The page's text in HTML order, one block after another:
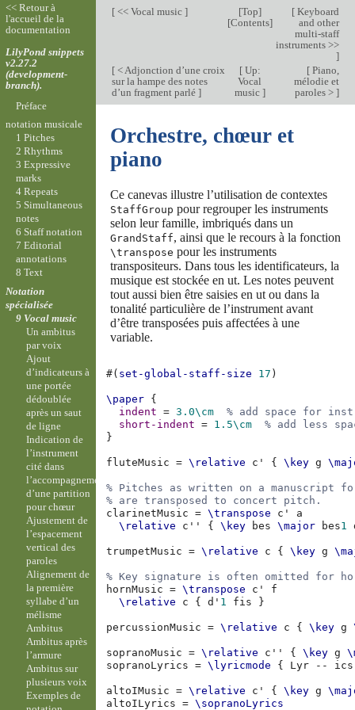
[<< Vocal music ] [Top]
[Contents]
[Keyboard
and other
multi-staff
instruments >>
]
[< Adjonction d’une croix
sur la hampe des notes
d’un fragment parlé ]
[Up:
Vocal
music ]
[Piano,
mélodie et
paroles > ]
Orchestre, chœur et
piano
Ce canevas illustre l’utilisation de contextes
StaffGroup pour regrouper les instruments
selon leur famille, imbriqués dans un
GrandStaff, ainsi que le recours à la fonction
\transpose pour les instruments
transpositeurs. Dans tous les identificateurs, la
musique est stockée en ut. Les notes peuvent
tout aussi bien être saisies en ut ou dans la
tonalité particulière de l’instrument avant
d’être transposées puis affectées à une
variable.
#( set-global-staff-size 17 )
\paper {
indent
= 3.0\cm
% add space for
short-indent
= 1.5\cm
% add less
}
fluteMusic = \relative c' { \key g
% Pitches as written on a manuscript
% are transposed to concert pitch.
clarinetMusic
= \transpose c'
a
\relative
c'' { \key bes \major bes1
trumpetMusic = \relative c { \key g
% Key signature is often omitted for
hornMusic
= \transpose c'
f
\relative
c { d' 1 fis }
percussionMusic = \relative c { \key g
sopranoMusic = \relative c'' { \key g
sopranoLyrics
= \lyricmode { Lyr -- ics
altoIMusic = \relative c' { \key g
altoILyrics
= \sopranoLyrics
<< Retour à
l'accueil de la
documentation
LilyPond snippets
v2.27.2
(development-
branch).
Préface
notation musicale
1 Pitches
2 Rhythms
3 Expressive
marks
4 Repeats
5 Simultaneous
notes
6 Staff notation
7 Editorial
annotations
8 Text
Notation
spécialisée
9 Vocal music
Un ambitus
par voix
Ajout
d’indicateurs à
une portée
dédoublée
après un saut
de ligne
Indication de
l’instrument
cité dans
l’accompagnement
d’une partition
pour chœur
Ajustement de
l’espacement
vertical des
paroles
Alignement de
la première
syllabe d’un
mélisme
Ambitus
Ambitus après
l’armure
Ambitus sur
plusieurs voix
Exemples de